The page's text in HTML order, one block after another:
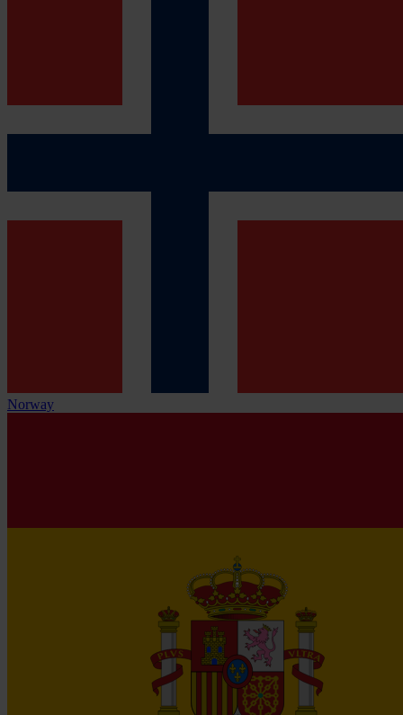
Norway